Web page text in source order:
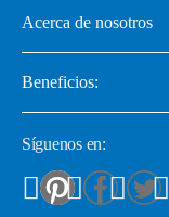
Acerca de nosotros
Beneficios:
Síguenos en: